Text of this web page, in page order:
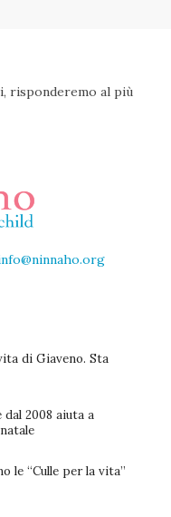
risponderemo al più
di Giaveno. Sta
2008 aiuta a
le “Culle per la vita”